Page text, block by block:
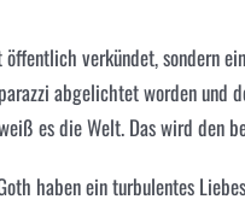
verkündet, sondern
abgelichtet worden und
es die Welt. Das wird den
haben ein turbulentes